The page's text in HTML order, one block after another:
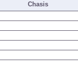
Chasis